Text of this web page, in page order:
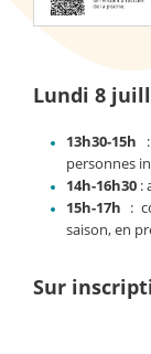
Lundi 8
13h30-15h
personnes
14h-16h30 :
15h-17h :
saison, en
Sur